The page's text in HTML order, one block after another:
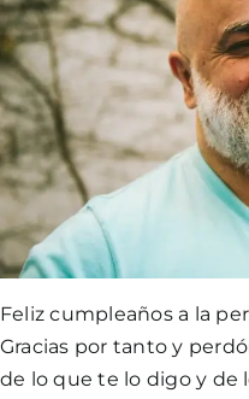
About
Search
for:
Feliz cumpleaños a la
Gracias por tanto y
de lo que te lo digo y de